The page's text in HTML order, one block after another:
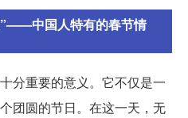
中国人特有的春节情
分重要的意义。它不仅是一
团圆的节日。在这一天，无